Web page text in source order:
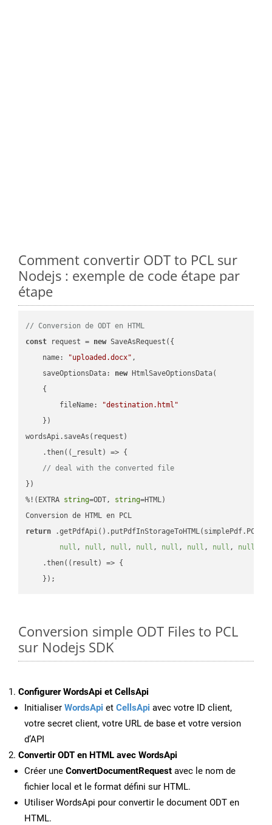
Comment convertir ODT to PCL sur
Nodejs : exemple de code étape par
étape
// Conversion de ODT en HTML
const request = new SaveAsRequest({
name: "uploaded.docx" ,
saveOptionsData: new HtmlSaveOptionsData(
    {
fileName:
"destination.html"
    })
wordsApi.saveAs(request)
    .then(
( _result ) => {
// deal with the converted file
})
%!(EXTRA string=ODT, string=HTML)
return
null , null , null , null , null , null , null , null
    .then(
( result ) => {
Conversion simple ODT Files to PCL
sur Nodejs SDK
Configurer WordsApi et CellsApi
Initialiser WordsApi et CellsApi avec votre ID client,
votre secret client, votre URL de base et votre version
d’API
Convertir ODT en HTML avec WordsApi
Créer une ConvertDocumentRequest avec le nom de
fichier local et le format défini sur HTML.
Utiliser WordsApi pour convertir le document ODT en
HTML.